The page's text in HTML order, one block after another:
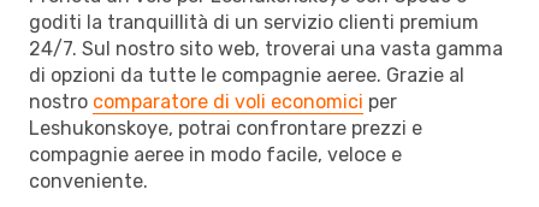
goditi la tranquillità di un servizio clienti premium
24/7. Sul nostro sito web, troverai una vasta gamma
di opzioni da tutte le compagnie aeree. Grazie al
nostro comparatore di voli economici per
Leshukonskoye, potrai confrontare prezzi e
compagnie aeree in modo facile, veloce e
conveniente.